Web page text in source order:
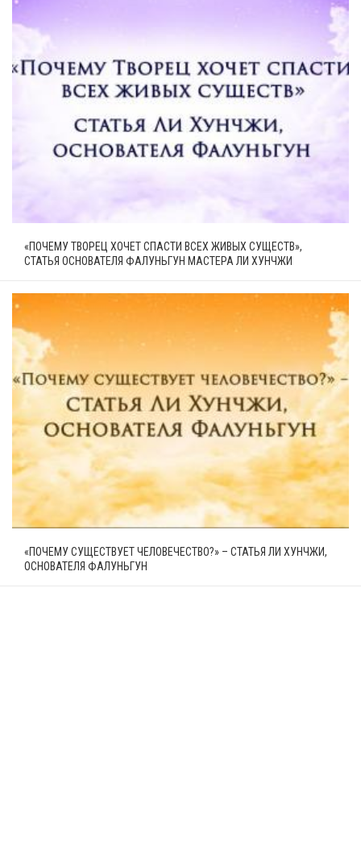
«ПОЧЕМУ ТВОРЕЦ ХОЧЕТ СПАСТИ ВСЕХ ЖИВЫХ СУЩЕСТВ»,
СТАТЬЯ ОСНОВАТЕЛЯ ФАЛУНЬГУН МАСТЕРА ЛИ ХУНЧЖИ
«ПОЧЕМУ СУЩЕСТВУЕТ ЧЕЛОВЕЧЕСТВО?» – СТАТЬЯ ЛИ ХУНЧЖИ,
ОСНОВАТЕЛЯ ФАЛУНЬГУН